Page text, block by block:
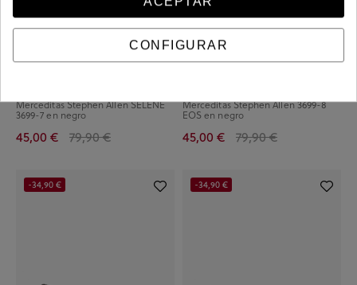
Merceditas Stephen Allen SELENE
3699-7 en negro
45,00 € 79,90 €
Merceditas Stephen Allen 3699-8
EOS en negro
45,00 € 79,90 €
-34,90 € -34,90 €
CONFIGURAR